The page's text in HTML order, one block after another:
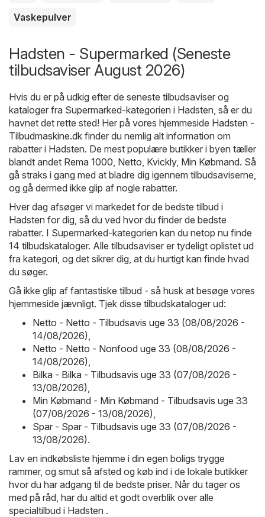
Vaskepulver
Hadsten - Supermarked (Seneste
tilbudsaviser August 2026)
Hvis du er på udkig efter de seneste tilbudsaviser og
kataloger fra Supermarked-kategorien i Hadsten, så er du
havnet det rette sted! Her på vores hjemmeside Hadsten -
Tilbudmaskine.dk finder du nemlig alt information om
rabatter i Hadsten. De mest populære butikker i byen tæller
blandt andet Rema 1000 Netto Kvickly, Min Købmand. Så
gå straks i gang med at bladre dig igennem tilbudsaviserne,
og gå dermed ikke glip af nogle rabatter.
Hver dag afsøger vi markedet for de bedste tilbud i
Hadsten for dig, så du ved hvor du finder de bedste
rabatter. I Supermarked-kategorien kan du netop nu finde
14 tilbudskataloger. Alle tilbudsaviser er tydeligt oplistet ud
fra kategori, og det sikrer dig, at du hurtigt kan finde hvad
du søger.
Gå ikke glip af fantastiske tilbud - så husk at besøge vores
hjemmeside jævnligt. Tjek disse tilbudskataloger ud:
Netto - Netto - Tilbudsavis uge 33 (08/08/2026 -
14/08/2026)
Netto - Netto - Nonfood uge 33 (08/08/2026 -
14/08/2026)
Bilka - Bilka - Tilbudsavis uge 33 (07/08/2026 -
13/08/2026)
Min Købmand - Min Købmand - Tilbudsavis uge 33
(07/08/2026 - 13/08/2026)
Spar - Spar - Tilbudsavis uge 33 (07/08/2026 -
13/08/2026).
Lav en indkøbsliste hjemme i din egen boligs trygge
rammer, og smut så afsted og køb ind i de lokale butikker
hvor du har adgang til de bedste priser. Når du tager os
med på råd, har du altid et godt overblik over alle
specialtilbud i Hadsten .